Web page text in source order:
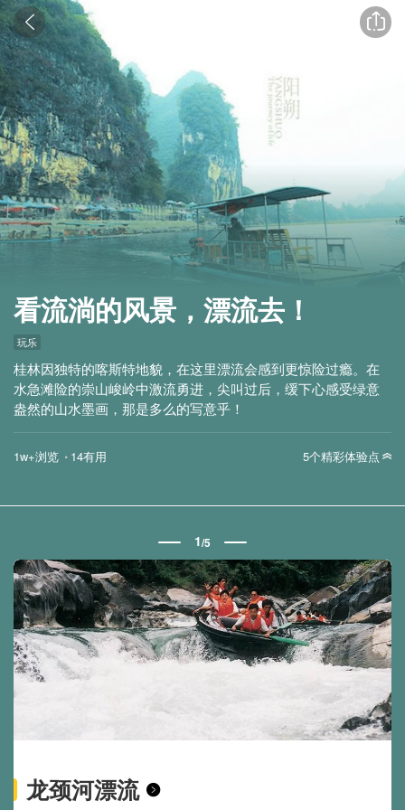
 
看流淌的风景，漂流去！
玩乐
桂林因独特的喀斯特地貌，在这里漂流会感到更惊险过瘾。在
水急滩险的崇山峻岭中激流勇进，尖叫过后，缓下心感受绿意
盎然的山水墨画，那是多么的写意乎！
1w+浏览 · 14有用 5个精彩体验点
1/5
龙颈河漂流 